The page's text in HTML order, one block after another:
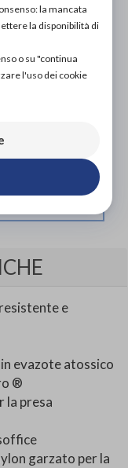
per garantire il
e
evazote atossico
®
la presa
garzato per la
la mancata
la disponibilità di
o su "continua
l'uso dei cookie